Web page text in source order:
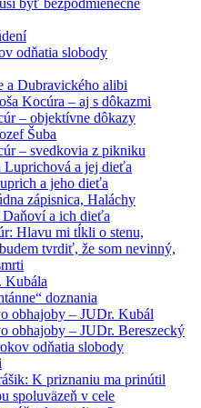
odňatia slobody
a Dubravického alibi
Kocúra – aj s dôkazmi
– objektívne dôkazy
Šuba
– svedkovia z pikniku
Luprichová a jej dieťa
a jeho dieťa
zápisnica, Haláchy
a ich dieťa
Hlavu mi tĺkli o stenu,
tvrdiť, že som nevinný,
Kubála
doznania
obhajoby – JUDr. Kubál
obhajoby – JUDr. Bereszecký
odňatia slobody
K priznaniu ma prinútil
spoluväzeň v cele